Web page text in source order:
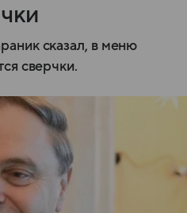
сказал, в меню
сверчки.